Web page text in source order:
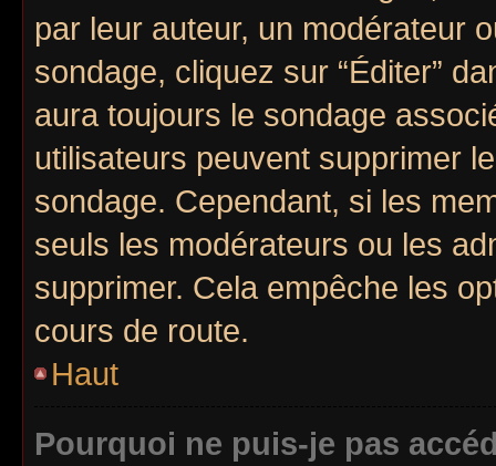
par leur auteur, un modérateur
sondage, cliquez sur “Éditer”
aura toujours le sondage
utilisateurs peuvent supprimer
sondage. Cependant, si les
seuls les modérateurs ou les
supprimer. Cela empêche les
cours de route.
Haut
Pourquoi ne puis-je pas